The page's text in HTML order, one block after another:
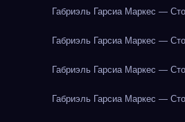
Габриэль Гарсиа Маркес —
Габриэль Гарсиа Маркес —
Габриэль Гарсиа Маркес —
Габриэль Гарсиа Маркес —